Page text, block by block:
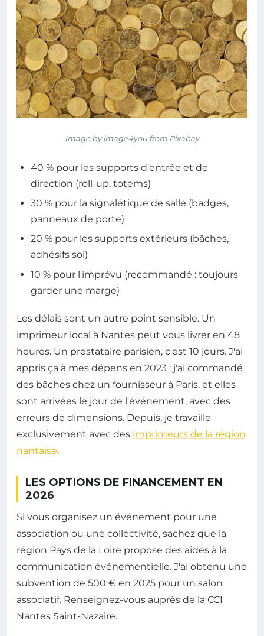
Image by image4you from Pixabay
40 % pour les supports d'entrée et de
direction (roll-up, totems)
30 % pour la signalétique de salle (badges,
panneaux de porte)
20 % pour les supports extérieurs (bâches,
adhésifs sol)
10 % pour l'imprévu (recommandé : toujours
garder une marge)
Les délais sont un autre point sensible. Un
imprimeur local à Nantes peut vous livrer en 48
heures. Un prestataire parisien, c'est 10 jours. J'ai
appris ça à mes dépens en 2023 : j'ai commandé
des bâches chez un fournisseur à Paris, et elles
sont arrivées le jour de l'événement, avec des
erreurs de dimensions. Depuis, je travaille
exclusivement avec des imprimeurs de la région
nantaise.
LES OPTIONS DE FINANCEMENT EN
2026
Si vous organisez un événement pour une
association ou une collectivité, sachez que la
région Pays de la Loire propose des aides à la
communication événementielle. J'ai obtenu une
subvention de 500 € en 2025 pour un salon
associatif. Renseignez-vous auprès de la CCI
Nantes Saint-Nazaire.